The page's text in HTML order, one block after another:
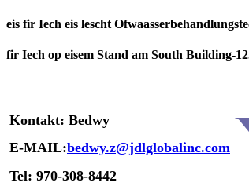
eis fir Iech eis lescht
fir Iech op eisem Stand am South Building-
Kontakt: Bedwy
E-MAIL:bedwy.z@jdlglobalinc.com
Tel: 970-308-8442